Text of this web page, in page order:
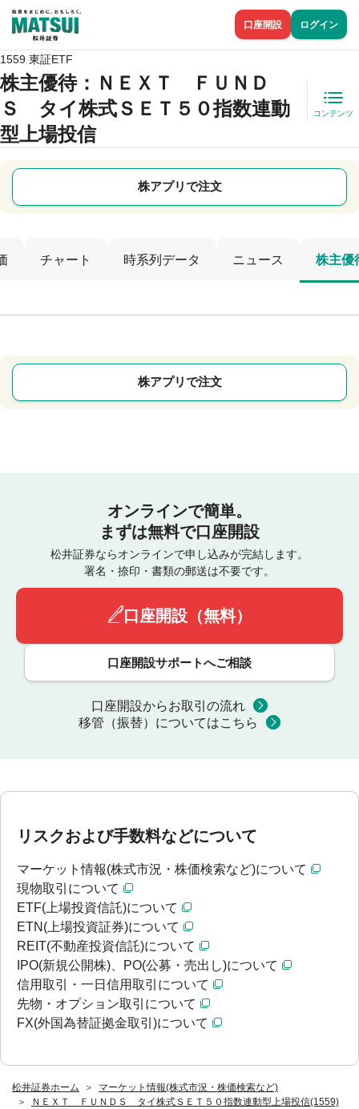
口座開設 ログイン
松井証券ホーム
マーケット情報(株式市況・株価検索など)
ＮＥＸＴ ＦＵＮＤＳ タイ株式ＳＥＴ５０指数連動型上場投信(1559)
1559 東証ETF
株主優待：ＮＥＸＴ ＦＵＮＤ
Ｓ タイ株式ＳＥＴ５０指数連動
型上場投信
コンテンツ
株アプリで注文
チャート 時系列データ ニュース 株主優
株アプリで注文
オンラインで簡単。
まずは無料で口座開設
松井証券ならオンラインで申し込みが完結します。
署名・捺印・書類の郵送は不要です。
口座開設（無料）
口座開設サポートへご相談
口座開設からお取引の流れ
移管（振替）についてはこちら
リスクおよび手数料などについて
マーケット情報(株式市況・株価検索など)について
現物取引について
ETF(上場投資信託)について
ETN(上場投資証券)について
REIT(不動産投資信託)について
IPO(新規公開株)、PO(公募・売出し)について
信用取引・一日信用取引について
先物・オプション取引について
FX(外国為替証拠金取引)について